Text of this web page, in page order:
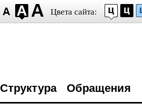
Цвета сайта:
Структура Обращения